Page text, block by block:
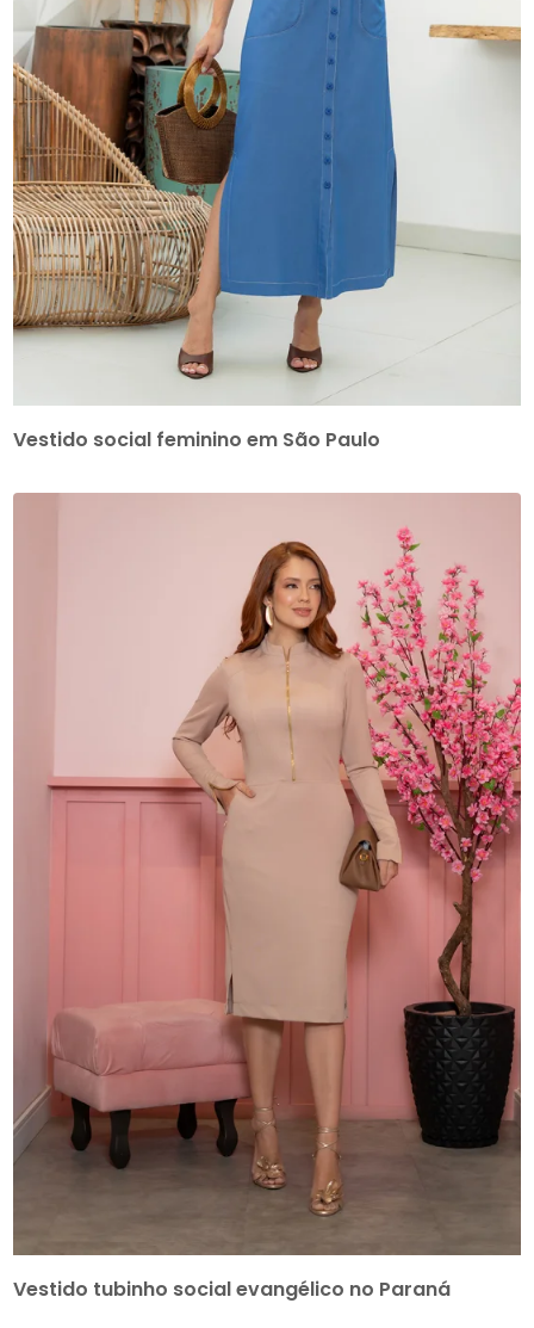
Vestido social feminino em São Paulo
Vestido tubinho social evangélico no Paraná